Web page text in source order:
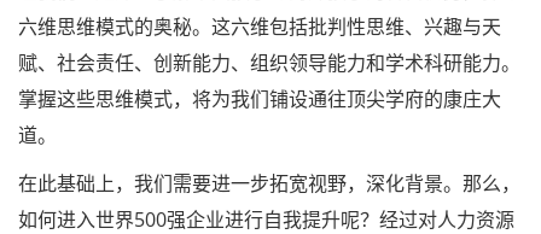
六维思维模式的奥秘。这六维包括批判性思维、兴趣与天
赋、社会责任、创新能力、组织领导能力和学术科研能力。
掌握这些思维模式，将为我们铺设通往顶尖学府的康庄大
道。
在此基础上，我们需要进一步拓宽视野，深化背景。那么，
如何进入世界500强企业进行自我提升呢？经过对人力资源